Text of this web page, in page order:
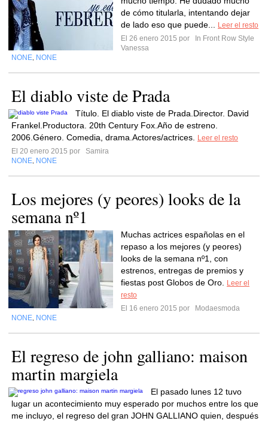
de cómo titularla, intentando dejar
de lado eso que puede...
Leer el resto
El 26 enero 2015 por
In Front Row Style
Vanessa
NONE NONE
El diablo viste de Prada
Título. El diablo viste de Prada.Director. David
Frankel.Productora. 20th Century Fox.Año de estreno.
2006.Género. Comedia, drama.Actores/actrices.
Leer el resto
El 20 enero 2015 por
Samira
NONE NONE
Los mejores (y peores) looks de la
semana nº1
Muchas actrices españolas en el
repaso a los mejores (y peores)
looks de la semana nº1, con
estrenos, entregas de premios y
fiestas post Globos de Oro.
Leer el
resto
El 16 enero 2015 por
Modaesmoda
NONE NONE
El regreso de john galliano: maison
martin margiela
El pasado lunes 12 tuvo
lugar un acontecimiento muy esperado por muchos entre los que
me incluyo, el regreso del gran JOHN GALLIANO quien, después